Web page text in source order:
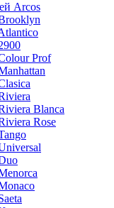
Arcos
Prof
Blanca
Rose